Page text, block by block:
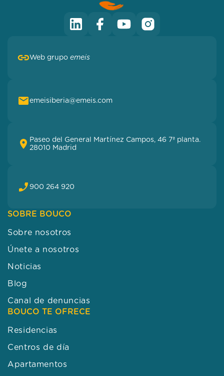
Web grupo emeis
emeisiberia@emeis.com
Paseo del General Martínez Campos, 46 7ª planta.
28010 Madrid
900 264 920
SOBRE BOUCO
Sobre nosotros
Únete a nosotros
Noticias
Blog
Canal de denuncias
BOUCO TE OFRECE
Residencias
Centros de día
Apartamentos